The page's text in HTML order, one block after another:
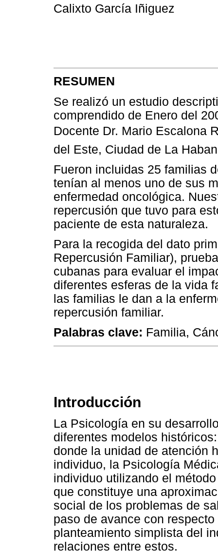
Calixto García Iñiguez
RESUMEN
Se realizó un estudio
comprendido de Enero del
Docente Dr. Mario Escalona
del Este, Ciudad de La
Fueron incluidas 25 familias
tenían al menos uno de sus
enfermedad oncológica.
repercusión que tuvo para
paciente de esta naturaleza.
Para la recogida del dato
Repercusión Familiar),
cubanas para evaluar el
diferentes esferas de la vida
las familias le dan a la
repercusión familiar.
Palabras clave: Familia,
Introducción
La Psicología en su
diferentes modelos
donde la unidad de atención
individuo, la Psicología
individuo utilizando el
que constituye una
social de los problemas de
paso de avance con
planteamiento simplista del
relaciones entre estos.